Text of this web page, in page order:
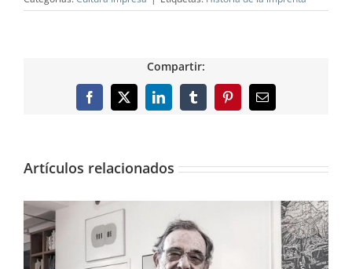
Compartir:
Facebook
X LinkedInTumblrPinterestCorreo
Artículos relacionados